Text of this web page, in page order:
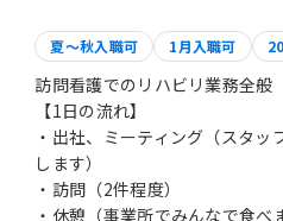
夏～秋入職可 1月入職可
訪問看護でのリハビリ業務全般
【1日の流れ】
・出社、ミーティング（スタ
します）
・訪問（2件程度）
・休憩（事業所でみんなで食べ